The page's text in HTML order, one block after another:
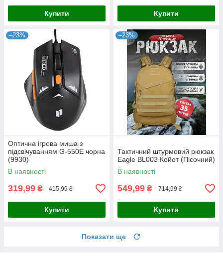
Купити Купити
–23%
Оптична ігрова миша з
підсвічуванням G-550E чорна
(9930)
В наявності
319,99 ₴ 415,99 ₴
Купити
–23%
Тактичний штурмовий рюкзак
Eagle BL003 Койот (Пісочний)
В наявності
549,99 ₴ 714,99 ₴
Купити
Показати ще